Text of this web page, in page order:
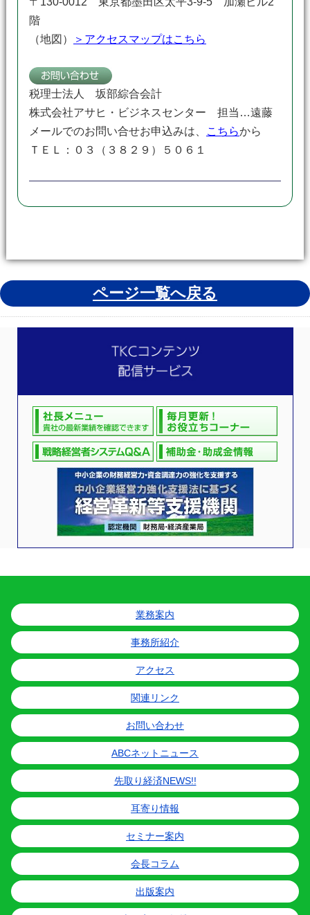
階
（地図）
＞アクセスマップはこちら
税理士法人 坂部綜合会計
株式会社アサヒ・ビジネスセンター 担当…遠藤
メールでのお問い合せお申込みは、
こちらから
ＴＥＬ：０３（３８２９）５０６１
ページ一覧へ戻る
業務案内
事務所紹介
アクセス
関連リンク
お問い合わせ
ABCネットニュース
先取り経済NEWS!!
耳寄り情報
セミナー案内
会長コラム
出版案内